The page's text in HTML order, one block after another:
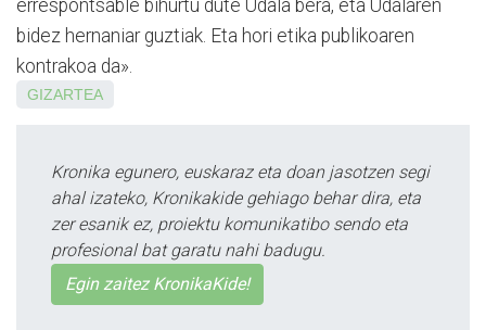
erres­pon­tsable bihurtu dute Udala bera, eta Udalaren
bidez hernaniar guztiak. Eta hori etika publikoaren
kontrakoa da».
GIZARTEA
Kronika egunero, euskaraz eta doan jasotzen segi
ahal izateko, Kronikakide gehiago behar dira, eta
zer esanik ez, proiektu komunikatibo sendo eta
profesional bat garatu nahi badugu.
Egin zaitez KronikaKide!